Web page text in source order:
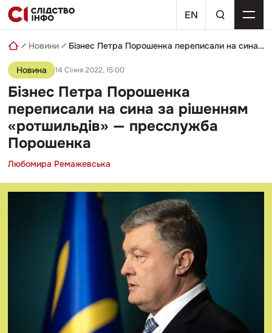
Skip
to
content
EN
пошуковий
запит
Новини Бізнес Петра Порошенка переписали на сина за рішенням «ротшильдів» — пресслужба Порошенка
Новина 14 Січня 2022, 15:00
Бізнес Петра Порошенка
переписали на сина за рішенням
«ротшильдів» — пресслужба
Порошенка
Любомира Ремажевська